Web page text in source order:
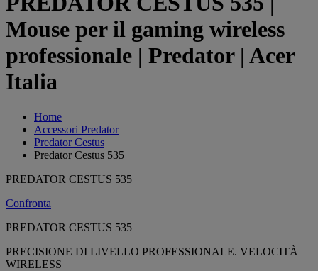
Mouse per il gaming wireless
professionale | Predator | Acer
Italia
Home
Accessori Predator
Predator Cestus
Predator Cestus 535
PREDATOR CESTUS 535
Confronta
PREDATOR CESTUS 535
PRECISIONE DI LIVELLO PROFESSIONALE. VELOCITÀ
WIRELESS